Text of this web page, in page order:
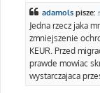
adamols pisze: ↑
Jedna rzecz jaka
zmniejszenie
KEUR. Przed
prawde mowiac
wystarczajaca